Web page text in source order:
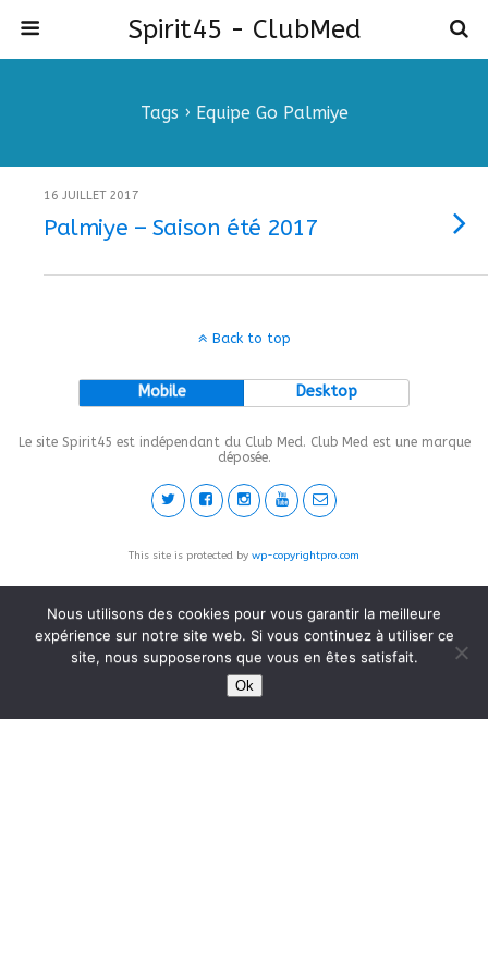
Spirit45 - ClubMed
Tags › Equipe Go Palmiye
16 JUILLET 2017
Palmiye – Saison été 2017
Back to top
Mobile Desktop
Le site Spirit45 est indépendant du Club Med. Club Med est une marque
déposée.
This site is protected by wp-copyrightpro.com
Nous utilisons des cookies pour vous garantir la meilleure
expérience sur notre site web. Si vous continuez à utiliser ce
site, nous supposerons que vous en êtes satisfait.
Ok